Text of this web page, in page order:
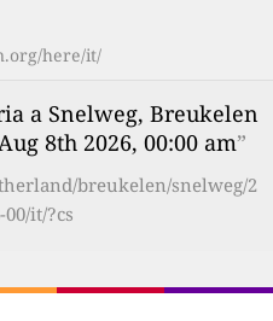
here/it/
a Snelweg, Breukelen
8th 2026, 00:00 am”
breukelen/snelweg/2
00/it/?cs